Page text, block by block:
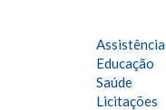
Assistência
Educação
Saúde
Licitações